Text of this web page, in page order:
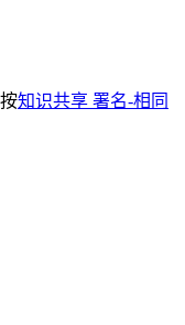
知识共享 署名-相同